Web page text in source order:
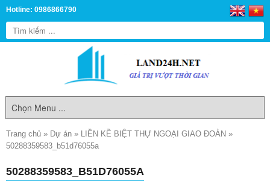
Hotline: 0986866790
Trang chủ » Dự án » LIỀN KỀ BIỆT THỰ NGOẠI GIAO ĐOÀN »
50288359583_b51d76055a
50288359583_B51D76055A